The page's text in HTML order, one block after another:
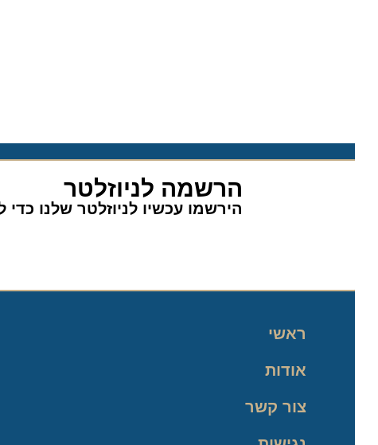
הרשמה לניוזלטר
הירשמו עכשיו לניוזלטר שלנו כדי
ראשי
אודות
צור קשר